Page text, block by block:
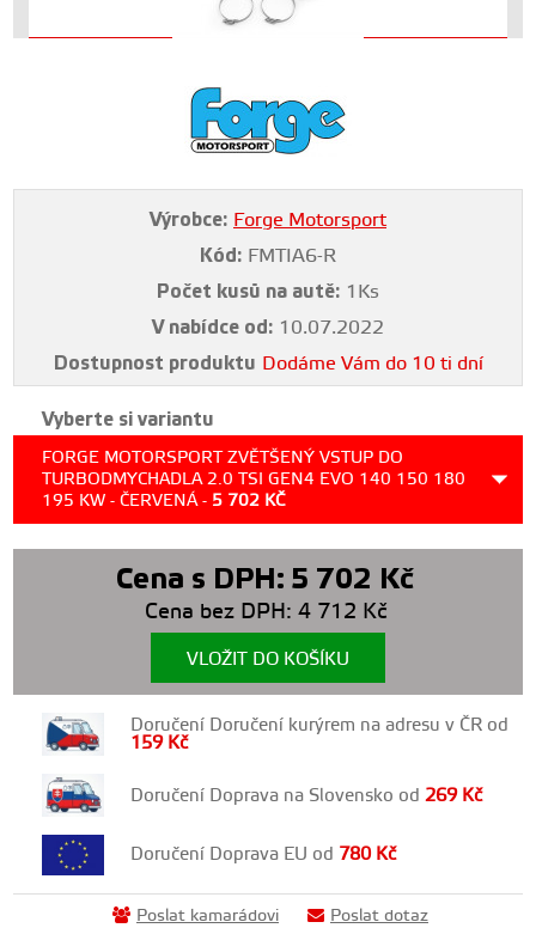
Výrobce: Forge Motorsport
Kód: FMTIA6-R
Počet kusů na autě: 1Ks
V nabídce od: 10.07.2022
Dostupnost produktu Dodáme Vám do 10 ti dní
Vyberte si variantu
FORGE MOTORSPORT ZVĚTŠENÝ VSTUP DO
TURBODMYCHADLA 2.0 TSI GEN4 EVO 140 150 180
195 KW - ČERVENÁ - 5 702 KČ
Cena s DPH: 5 702 Kč
Cena bez DPH: 4 712 Kč
VLOŽIT DO KOŠÍKU
Doručení Doručení kurýrem na adresu v ČR od
159 Kč
Doručení Doprava na Slovensko od269 Kč
Doručení Doprava EU od 780 Kč
Poslat kamarádovi Poslat dotaz